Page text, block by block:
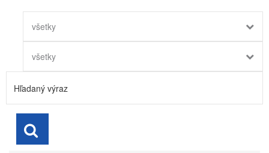
všetky
všetky